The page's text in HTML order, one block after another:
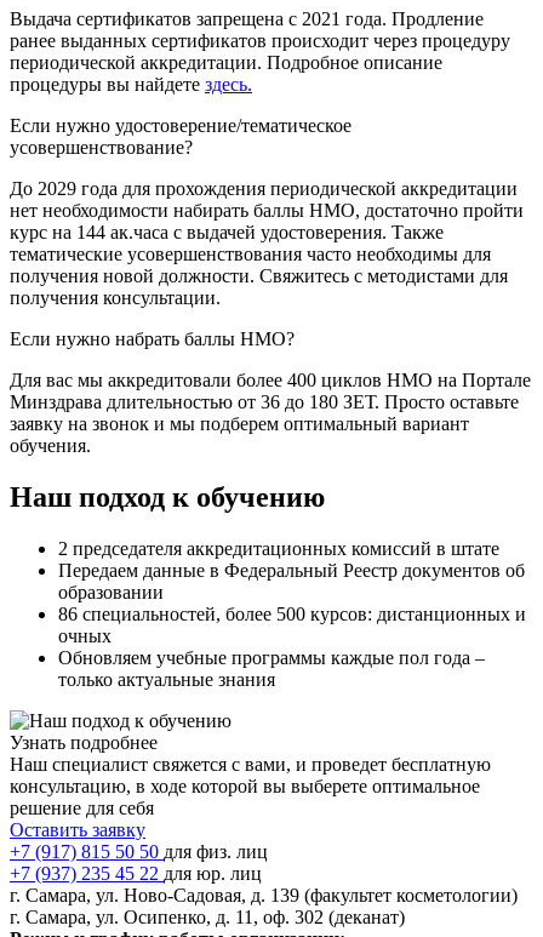
Выдача сертификатов запрещена с 2021 года. Продление
ранее выданных сертификатов происходит через процедуру
периодической аккредитации. Подробное описание
процедуры вы найдете здесь.
Если нужно удостоверение/тематическое
усовершенствование?
До 2029 года для прохождения периодической аккредитации
нет необходимости набирать баллы НМО, достаточно пройти
курс на 144 ак.часа с выдачей удостоверения. Также
тематические усовершенствования часто необходимы для
получения новой должности. Свяжитесь с методистами для
получения консультации.
Если нужно набрать баллы НМО?
Для вас мы аккредитовали более 400 циклов НМО на Портале
Минздрава длительностью от 36 до 180 ЗЕТ. Просто оставьте
заявку на звонок и мы подберем оптимальный вариант
обучения.
Наш подход к обучению
2 председателя аккредитационных комиссий в штате
Передаем данные в Федеральный Реестр документов об
образовании
86 специальностей, более 500 курсов: дистанционных и
очных
Обновляем учебные программы каждые пол года –
только актуальные знания
Узнать подробнее
Наш специалист свяжется с вами, и проведет бесплатную
консультацию, в ходе которой вы выберете оптимальное
решение для себя
Оставить заявку
+7 (917) 815 50 50 для физ. лиц
+7 (937) 235 45 22 для юр. лиц
г. Самара, ул. Ново-Садовая, д. 139 (факультет косметологии)
г. Самара, ул. Осипенко, д. 11, оф. 302 (деканат)